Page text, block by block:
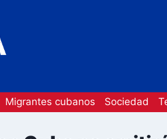
Migrantes cubanos Sociedad